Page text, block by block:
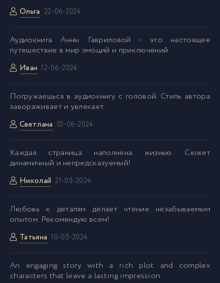
Ольга 22-06-2024
Аудиокнига Анны Гавриловой - это настоящее
путешествие в мир эмоций и приключений.
Иван 12-06-2024
Погружаешься в аудиокнигу с головой. Стиль автора
завораживает и увлекает.
Светлана 01-06-2024
Каждая страница наполнена жизнью. Сюжет
динамичный и непредсказуемый!
Николай 21-05-2024
Любовь к деталям делает чтение незабываемым
опытом. Рекомендую всем!
Татьяна 10-05-2024
An engaging story with a rich plot and complex
characters that leave a lasting impression.